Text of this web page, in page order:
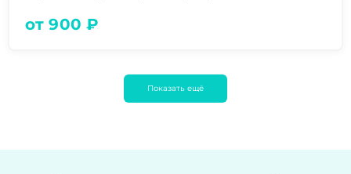
от 900 ₽
Показать ещё